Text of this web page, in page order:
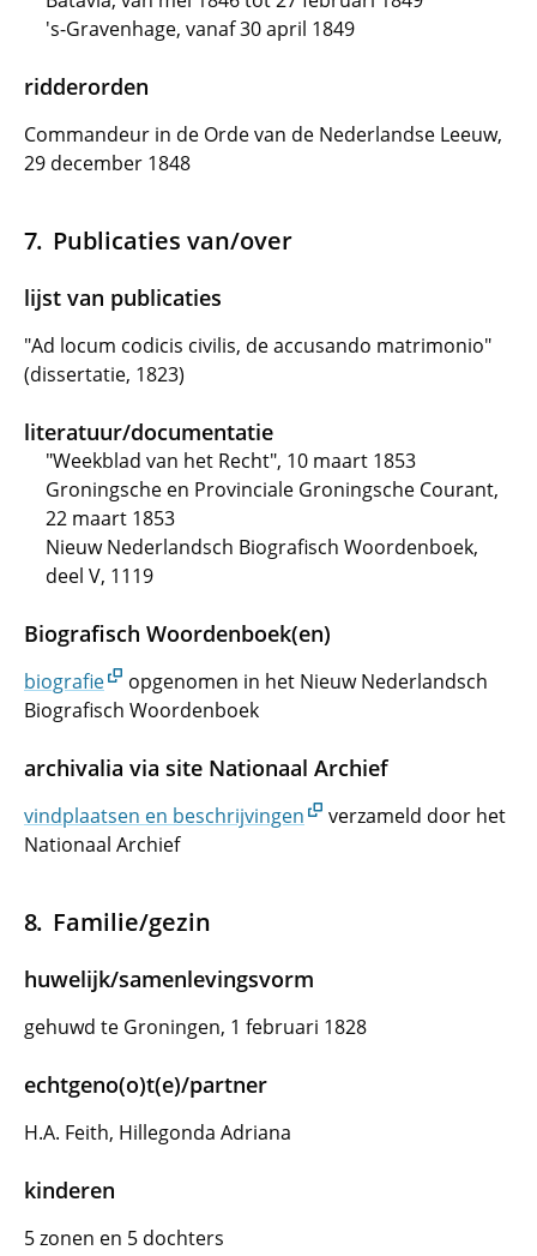
's-Gravenhage, vanaf 30 april 1849
ridderorden
Commandeur in de Orde van de Nederlandse Leeuw,
29 december 1848
Publicaties van/over
lijst van publicaties
"Ad locum codicis civilis, de accusando matrimonio"
(dissertatie, 1823)
literatuur/documentatie
"Weekblad van het Recht", 10 maart 1853
Groningsche en Provinciale Groningsche Courant,
22 maart 1853
Nieuw Nederlandsch Biografisch Woordenboek,
deel V, 1119
Biografisch Woordenboek(en)
biografie
opgenomen in het Nieuw Nederlandsch
Biografisch Woordenboek
archivalia via site Nationaal Archief
vindplaatsen en beschrijvingen
verzameld door het
Nationaal Archief
Familie/gezin
huwelijk/samenlevingsvorm
gehuwd te Groningen, 1 februari 1828
echtgeno(o)t(e)/partner
H.A. Feith, Hillegonda Adriana
kinderen
5 zonen en 5 dochters